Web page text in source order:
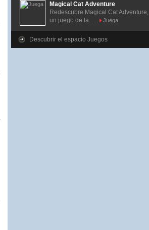
Magical Cat Adventure
Redescubre Magical Cat Adventure,
un juego de la......
Juega
Descubrir el espacio Juegos